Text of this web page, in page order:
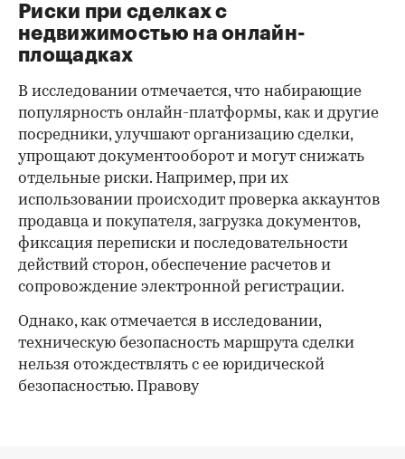
Риски при сделках с
недвижимостью на онлайн-
площадках
В исследовании отмечается, что набирающие
популярность онлайн-платформы, как и другие
посредники, улучшают организацию сделки,
упрощают документооборот и могут снижать
отдельные риски. Например, при их
использовании происходит проверка аккаунтов
продавца и покупателя, загрузка документов,
фиксация переписки и последовательности
действий сторон, обеспечение расчетов и
сопровождение электронной регистрации.
Однако, как отмечается в исследовании,
техническую безопасность маршрута сделки
нельзя отождествлять с ее юридической
безопасностью. Правову